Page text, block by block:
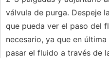
válvula de purga. Despeje
que pueda ver el paso del
necesario, ya que en
pasar el fluido a través de